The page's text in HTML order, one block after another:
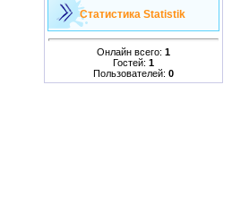
Статистика Statistik
Онлайн всего: 1
Гостей: 1
Пользователей: 0